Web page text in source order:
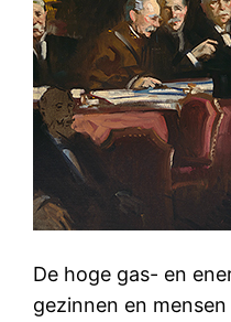
De hoge gas- en
gezinnen en